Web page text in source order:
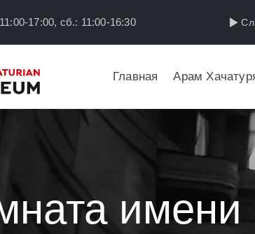
17:00, сб.: 11:00-16:30
Главная Арам